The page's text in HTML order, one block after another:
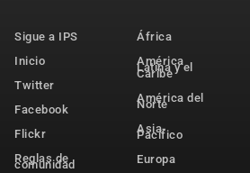
Sigue a IPS
Inicio
Twitter
Facebook
Flickr
Reglas de
comunidad
África
América
Latina y el
Caribe
América del
Norte
Asia-
Pacífico
Europa